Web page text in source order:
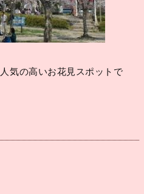
気の高いお花見スポットで